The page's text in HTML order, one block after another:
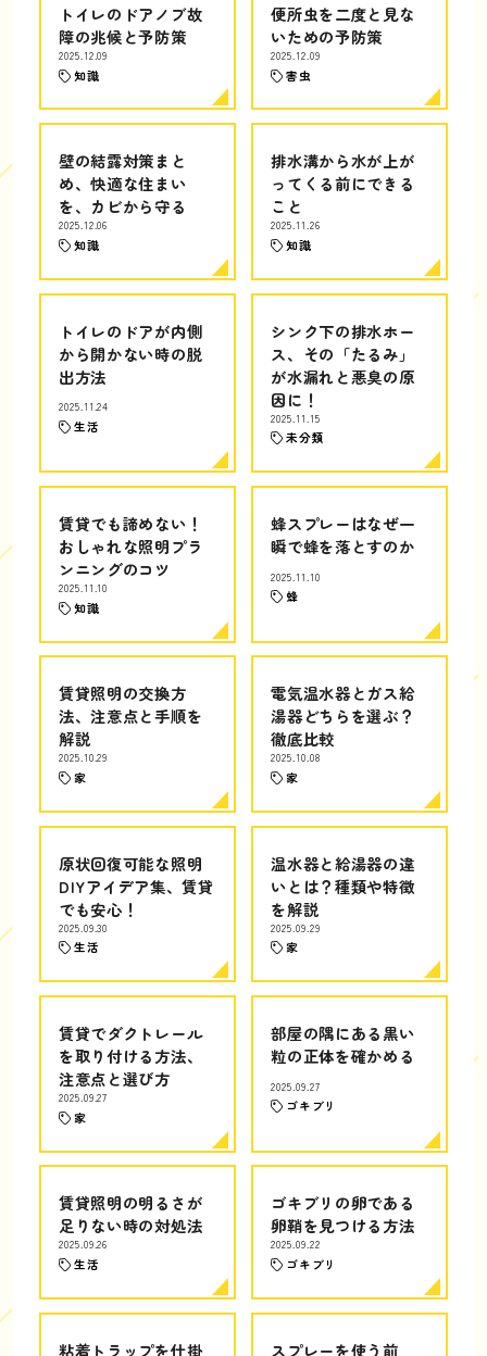
トイレのドアノブ故
障の兆候と予防策
2025.12.09
知識
便所虫を二度と見な
いための予防策
2025.12.09
害虫
壁の結露対策まと
め、快適な住まい
を、カビから守る
2025.12.06
知識
排水溝から水が上が
ってくる前にできる
こと
2025.11.26
知識
トイレのドアが内側
から開かない時の脱
出方法
2025.11.24
生活
シンク下の排水ホー
ス、その「たるみ」
が水漏れと悪臭の原
因に！
2025.11.15
未分類
賃貸でも諦めない！
おしゃれな照明プラ
ンニングのコツ
2025.11.10
知識
蜂スプレーはなぜ一
瞬で蜂を落とすのか
2025.11.10
蜂
賃貸照明の交換方
法、注意点と手順を
解説
2025.10.29
家
電気温水器とガス給
湯器どちらを選ぶ？
徹底比較
2025.10.08
家
原状回復可能な照明
DIYアイデア集、賃貸
でも安心！
2025.09.30
生活
温水器と給湯器の違
いとは？種類や特徴
を解説
2025.09.29
家
賃貸でダクトレール
を取り付ける方法、
注意点と選び方
2025.09.27
家
部屋の隅にある黒い
粒の正体を確かめる
2025.09.27
ゴキブリ
賃貸照明の明るさが
足りない時の対処法
2025.09.26
生活
ゴキブリの卵である
卵鞘を見つける方法
2025.09.22
ゴキブリ
粘着トラップを仕掛 スプレーを使う前